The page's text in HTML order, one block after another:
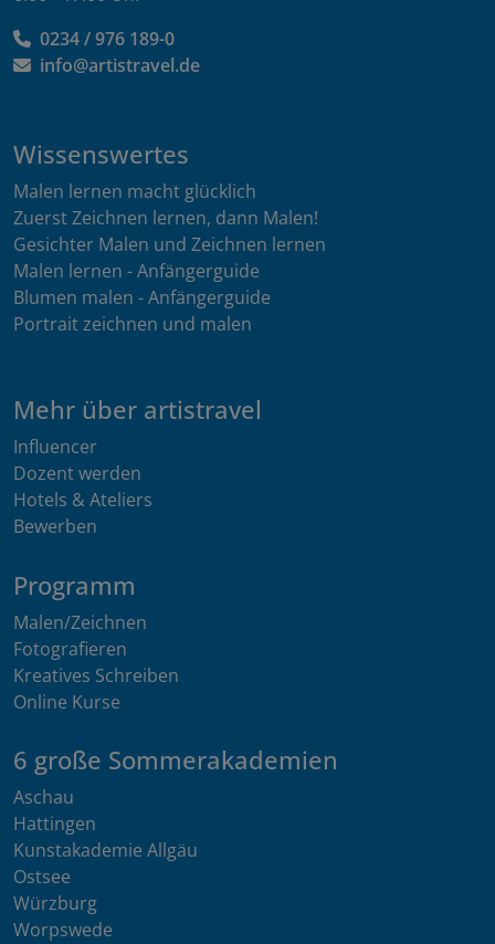
0234 / 976 189-0
info@artistravel.de
Wissenswertes
Malen lernen macht glücklich
Zuerst Zeichnen lernen, dann Malen!
Gesichter Malen und Zeichnen lernen
Malen lernen - Anfängerguide
Blumen malen - Anfängerguide
Portrait zeichnen und malen
Mehr über artistravel
Influencer
Dozent werden
Hotels & Ateliers
Bewerben
Programm
Malen/Zeichnen
Fotografieren
Kreatives Schreiben
Online Kurse
6 große Sommerakademien
Aschau
Hattingen
Kunstakademie Allgäu
Ostsee
Würzburg
Worpswede